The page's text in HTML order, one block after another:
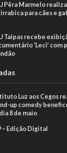
Pêra Marmelo
para cães e
Taipas recebe
‘Leci’ com
Luz aos Cegos
up comedy
8 de maio
– Edição Digital